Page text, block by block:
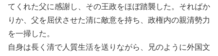
てくれた父に感謝し、その王政をほぼ踏襲した。そればか
りか、父を屈伏させた清に敵意を持ち、政権内の親清勢力
を一掃した。
自身は長く清で人質生活を送りながら、兄のように外国文